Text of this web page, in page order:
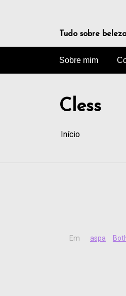
Tudo sobre
Sobre mim
Cless
Início
Em aspa